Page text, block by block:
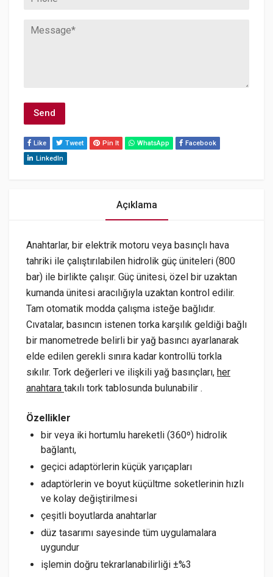
Like Tweet Pin It WhatsApp
Facebook
LinkedIn
Açıklama
Anahtarlar, bir elektrik motoru veya basınçlı hava
tahriki ile çalıştırılabilen hidrolik güç üniteleri (800
bar) ile birlikte çalışır. Güç ünitesi, özel bir uzaktan
kumanda ünitesi aracılığıyla uzaktan kontrol edilir.
Tam otomatik modda çalışma isteğe bağlıdır.
Cıvatalar, basıncın istenen torka karşılık geldiği bağlı
bir manometrede belirli bir yağ basıncı ayarlanarak
elde edilen gerekli sınıra kadar kontrollü torkla
sıkılır. Tork değerleri ve ilişkili yağ basınçları, her
anahtara takılı tork tablosunda bulunabilir .
Özellikler
bir veya iki hortumlu hareketli (360º) hidrolik
bağlantı,
geçici adaptörlerin küçük yarıçapları
adaptörlerin ve boyut küçültme soketlerinin hızlı
ve kolay değiştirilmesi
çeşitli boyutlarda anahtarlar
düz tasarımı sayesinde tüm uygulamalara
uygundur
işlemin doğru tekrarlanabilirliği ±%3